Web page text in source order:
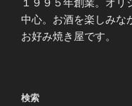
中心。お酒を楽しみな
お好み焼き屋です。
検索